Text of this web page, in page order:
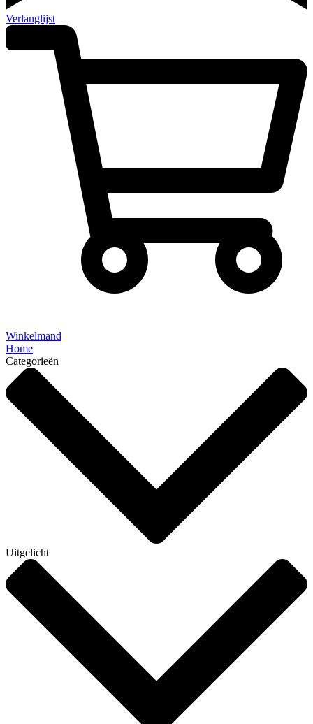
Verlanglijst
Winkelmand
Home
Categorieën
Uitgelicht